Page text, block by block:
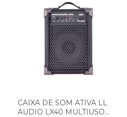
CAIXA DE SOM ATIVA LL
AUDIO LX40 MULTIUSO